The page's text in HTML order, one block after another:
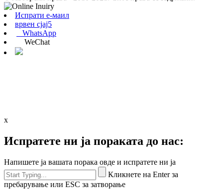
Испрати е-маил
врвен сјај5
WhatsApp
WeChat
x
Испратете ни ја пораката до нас:
Напишете ја вашата порака овде и испратете ни ја
Кликнете на Enter за
пребарување или ESC за затворање